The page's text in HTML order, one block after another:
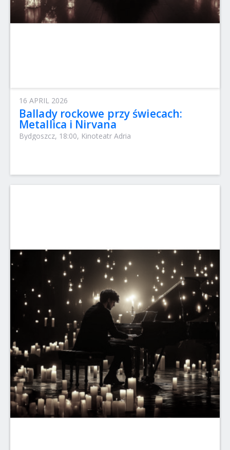
16 APRIL 2026
Ballady rockowe przy świecach:
Metallica i Nirvana
Bydgoszcz, 18:00, Kinoteatr Adria